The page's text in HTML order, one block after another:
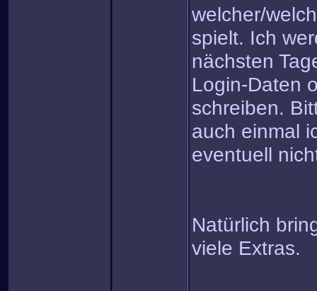
welcher/
spielt. Ich
nächsten
Login-Daten
schreiben.
auch einmal
eventuell
Natürlich
viele Extras.